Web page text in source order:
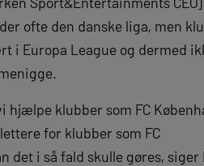
ofte den danske liga, men
i Europa League og dermed
hjælpe klubber som FC
for klubber som FC
det i så fald skulle gøres, siger